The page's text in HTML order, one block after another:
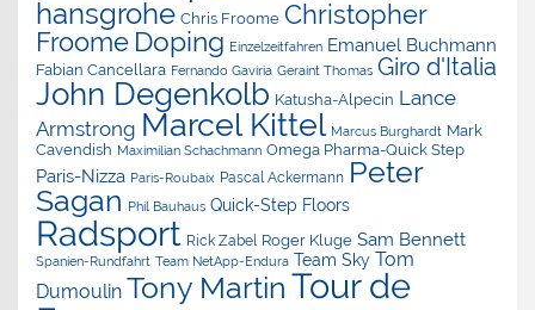
hansgrohe Chris Froome Christopher
Froome Doping Einzelzeitfahren Emanuel Buchmann
Fabian Cancellara Fernando Gaviria Geraint Thomas Giro d'Italia
John Degenkolb Katusha-Alpecin Lance
Armstrong Marcel Kittel Marcus Burghardt Mark
Cavendish Maximilian Schachmann Omega Pharma-Quick Step
Paris-Nizza Paris-Roubaix Pascal Ackermann Peter
Sagan Phil Bauhaus Quick-Step Floors
Radsport Rick Zabel Roger Kluge Sam Bennett
Spanien-Rundfahrt Team NetApp-Endura Team Sky Tom
Dumoulin Tony Martin Tour de